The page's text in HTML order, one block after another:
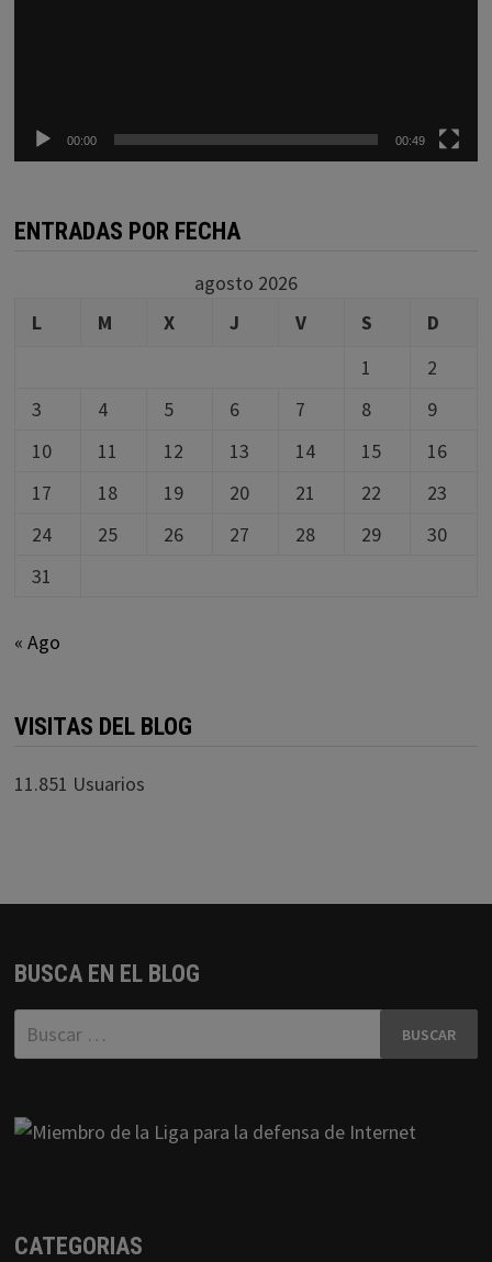
00:00 00:49
ENTRADAS POR FECHA
agosto 2026
L
M X J V S
D
1
2
3
4 5 6 7 8
9
10
11 12 13 14 15
16
17
18 19 20 21 22
23
24
25 26 27 28 29
30
31
« Ago
VISITAS DEL BLOG
11.851 Usuarios
BUSCA EN EL BLOG
Buscar:
CATEGORIAS